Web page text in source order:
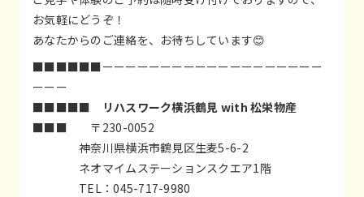
お気軽にどうぞ！
あなたからのご連絡を、お待ちしています😊
■■■■■■ーーーーーーーーーーーーーーーーーーー
ーーー
■■■■■
リハスワーク横浜鶴見 with 松栄物産
■■■ 〒230-0052
神奈川県横浜市鶴見区生麦5-6-2
ネオマイムステーションスクエア1階
TEL：045-717-9980